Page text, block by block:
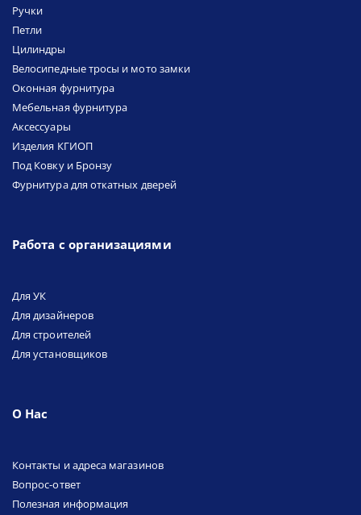
Ручки
Петли
Цилиндры
Велосипедные тросы и мото замки
Оконная фурнитура
Мебельная фурнитура
Аксессуары
Изделия КГИОП
Под Ковку и Бронзу
Фурнитура для откатных дверей
Работа с организациями
Для УК
Для дизайнеров
Для строителей
Для установщиков
О Нас
Контакты и адреса магазинов
Вопрос-ответ
Полезная информация